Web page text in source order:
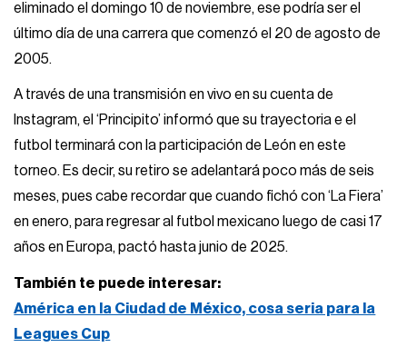
eliminado el domingo 10 de noviembre, ese podría ser el
último día de una carrera que comenzó el 20 de agosto de
2005.
A través de una transmisión en vivo en su cuenta de
Instagram, el ‘Principito’ informó que su trayectoria e el
futbol terminará con la participación de León en este
torneo. Es decir, su retiro se adelantará poco más de seis
meses, pues cabe recordar que cuando fichó con ‘La Fiera’
en enero, para regresar al futbol mexicano luego de casi 17
años en Europa, pactó hasta junio de 2025.
También te puede interesar:
América en la Ciudad de México, cosa seria para la
Leagues Cup